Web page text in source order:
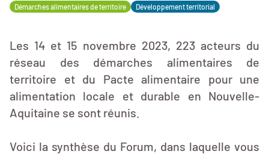
Démarches alimentaires de territoire Développement territorial
Les 14 et 15 novembre 2023, 223 acteurs du
réseau des démarches alimentaires de
territoire et du Pacte alimentaire pour une
alimentation locale et durable en Nouvelle-
Aquitaine se sont réunis.
Voici la synthèse du Forum, dans laquelle vous